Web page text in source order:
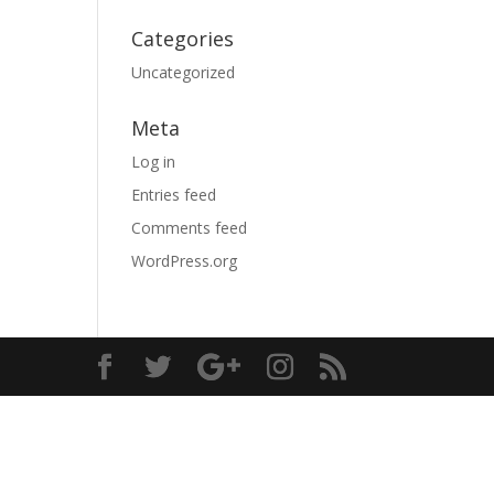
Categories
Uncategorized
Meta
Log in
Entries feed
Comments feed
WordPress.org